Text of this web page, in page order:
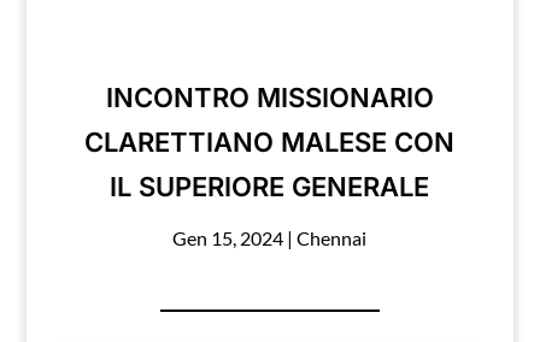
INCONTRO MISSIONARIO
CLARETTIANO MALESE CON
IL SUPERIORE GENERALE
Gen 15, 2024 |Chennai